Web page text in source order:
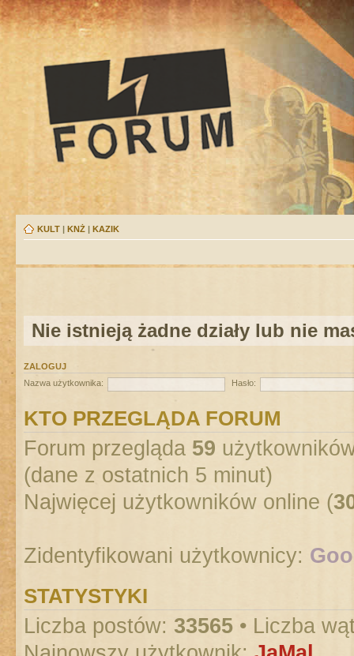
KULT | KNŻ | KAZIK
Nie istnieją żadne działy lub nie
ZALOGUJ
Nazwa użytkownika:
Hasło:
KTO PRZEGLĄDA FORUM
Forum przegląda 59
(dane z ostatnich 5 minut)
Najwięcej użytkowników online (
Zidentyfikowani użytkownicy:
STATYSTYKI
Liczba postów: 33565 • Liczba